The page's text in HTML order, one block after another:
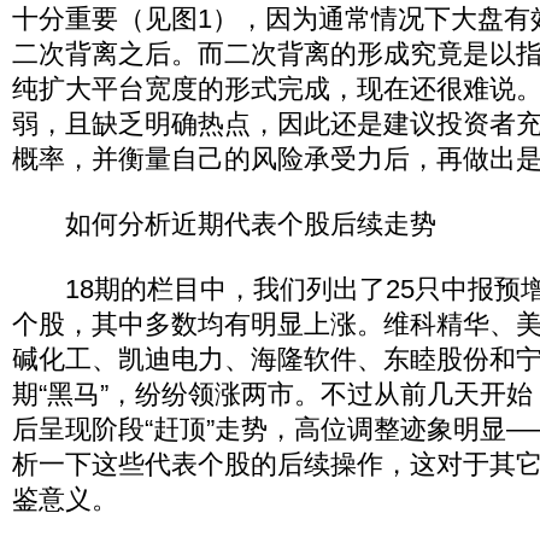
十分重要（见图1），因为通常情况下大盘
二次背离之后。而二次背离的形成究竟是以
纯扩大平台宽度的形式完成，现在还很难说
弱，且缺乏明确热点，因此还是建议投资者
概率，并衡量自己的风险承受力后，再做出
如何分析近期代表个股后续走势
18期的栏目中，我们列出了25只中报预
个股，其中多数均有明显上涨。维科精华、
碱化工、凯迪电力、海隆软件、东睦股份和
期“黑马”，纷纷领涨两市。不过从前几天开
后呈现阶段“赶顶”走势，高位调整迹象明显
析一下这些代表个股的后续操作，这对于其
鉴意义。